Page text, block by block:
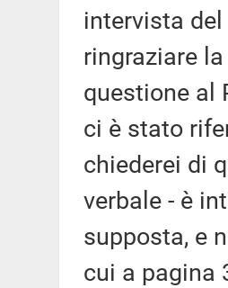
intervista
ringraziare
questione al
ci è stato
chiederei di
verbale - è
supposta, e
cui a pagina